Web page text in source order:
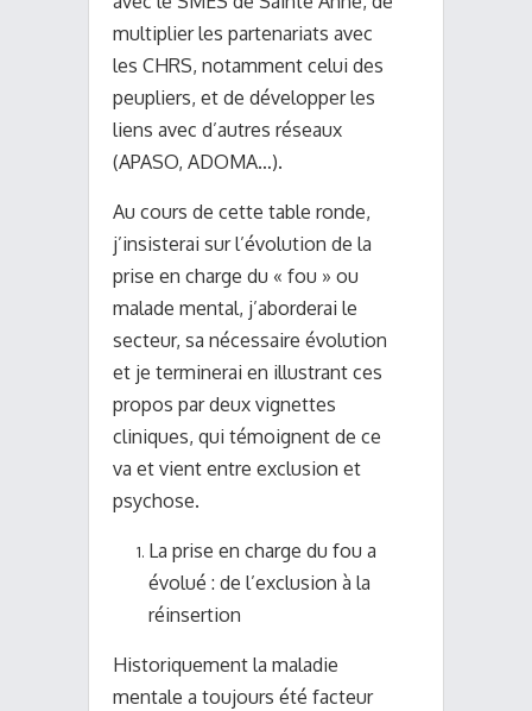
multiplier les partenariats avec
les CHRS, notamment celui des
peupliers, et de développer les
liens avec d’autres réseaux
(APASO, ADOMA…).
Au cours de cette table ronde,
j’insisterai sur l’évolution de la
prise en charge du « fou » ou
malade mental, j’aborderai le
secteur, sa nécessaire évolution
et je terminerai en illustrant ces
propos par deux vignettes
cliniques, qui témoignent de ce
va et vient entre exclusion et
psychose.
La prise en charge du fou a
évolué : de l’exclusion à la
réinsertion
Historiquement la maladie
mentale a toujours été facteur